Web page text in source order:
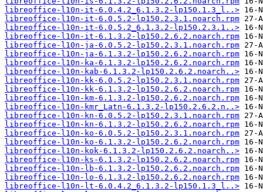
libreoffice-l10n-it-6.0.4.2_6.1.3.2-lp150.1.3_l..>
libreoffice-l10n-it-6.0.5.2-lp150.2.3.1.noarch.rpm
libreoffice-l10n-it-6.0.5.2_6.1.3.2-lp150.2.3.1..>
libreoffice-l10n-it-6.1.3.2-lp150.2.6.2.noarch.rpm
libreoffice-l10n-ja-6.0.5.2-lp150.2.3.1.noarch.rpm
libreoffice-l10n-ja-6.1.3.2-lp150.2.6.2.noarch.rpm
libreoffice-l10n-ka-6.1.3.2-lp150.2.6.2.noarch.rpm
libreoffice-l10n-kab-6.1.3.2-lp150.2.6.2.noarch..>
libreoffice-l10n-kk-6.0.5.2-lp150.2.3.1.noarch.rpm
libreoffice-l10n-kk-6.1.3.2-lp150.2.6.2.noarch.rpm
libreoffice-l10n-km-6.1.3.2-lp150.2.6.2.noarch.rpm
libreoffice-l10n-kmr_Latn-6.1.3.2-lp150.2.6.2.n..>
libreoffice-l10n-kn-6.0.5.2-lp150.2.3.1.noarch.rpm
libreoffice-l10n-kn-6.1.3.2-lp150.2.6.2.noarch.rpm
libreoffice-l10n-ko-6.0.5.2-lp150.2.3.1.noarch.rpm
libreoffice-l10n-ko-6.1.3.2-lp150.2.6.2.noarch.rpm
libreoffice-l10n-kok-6.1.3.2-lp150.2.6.2.noarch..>
libreoffice-l10n-ks-6.1.3.2-lp150.2.6.2.noarch.rpm
libreoffice-l10n-lb-6.1.3.2-lp150.2.6.2.noarch.rpm
libreoffice-l10n-lo-6.1.3.2-lp150.2.6.2.noarch.rpm
libreoffice-l10n-lt-6.0.4.2_6.1.3.2-lp150.1.3_l..>